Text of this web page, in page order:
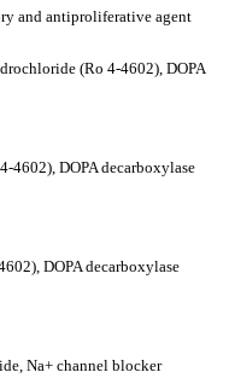
and antiproliferative agent
(Ro 4-4602), DOPA
4602), DOPA decarboxylase
DOPA decarboxylase
Na+ channel blocker